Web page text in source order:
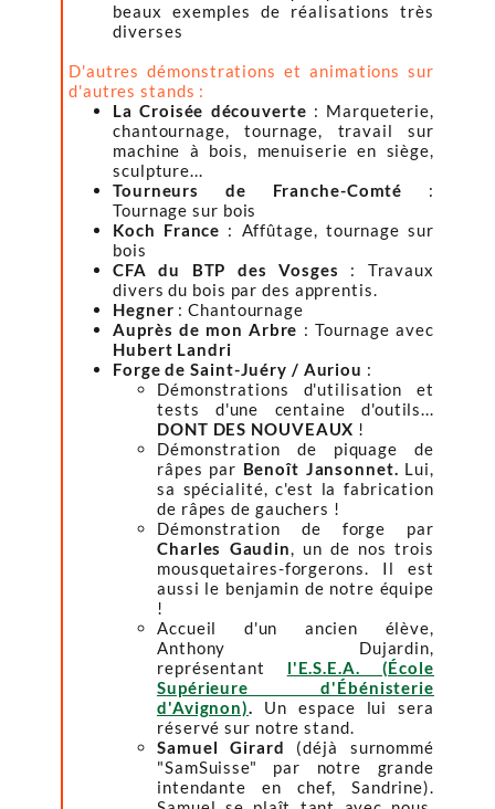
beaux exemples de réalisations très
diverses
D'autres démonstrations et animations sur
d'autres stands :
La Croisée découverte : Marqueterie,
chantournage, tournage, travail sur
machine à bois, menuiserie en siège,
sculpture...
Tourneurs de Franche-Comté :
Tournage sur bois
Koch France : Affûtage, tournage sur
bois
CFA du BTP des Vosges : Travaux
divers du bois par des apprentis.
Hegner : Chantournage
Auprès de mon Arbre : Tournage avec
Hubert Landri
Forge de Saint-Juéry / Auriou :
Démonstrations d'utilisation et
tests d'une centaine d'outils...
DONT DES NOUVEAUX !
Démonstration de piquage de
râpes par Benoît Jansonnet. Lui,
sa spécialité, c'est la fabrication
de râpes de gauchers !
Démonstration de forge par
Charles Gaudin, un de nos trois
mousquetaires-forgerons. Il est
aussi le benjamin de notre équipe
!
Accueil d'un ancien élève,
Anthony Dujardin,
représentant
l'E.S.E.A. (École
Supérieure d'Ébénisterie
d'Avignon). Un espace lui sera
réservé sur notre stand.
Samuel Girard (déjà surnommé
"SamSuisse" par notre grande
intendante en chef, Sandrine).